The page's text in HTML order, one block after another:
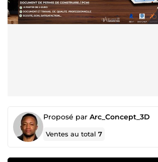
Proposé par Arc_Concept_3D
Ventes au total7